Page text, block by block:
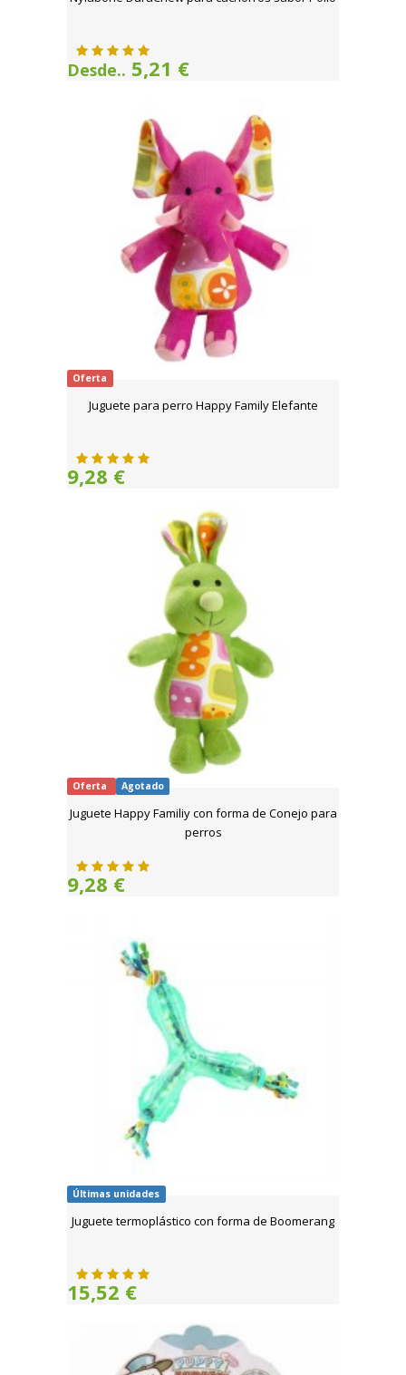
Desde.. 5,21 €
Oferta
Juguete para perro Happy Family Elefante
9,28 €
Oferta Agotado
Juguete Happy Familiy con forma de Conejo para
perros
9,28 €
Últimas unidades
Juguete termoplástico con forma de Boomerang
15,52 €